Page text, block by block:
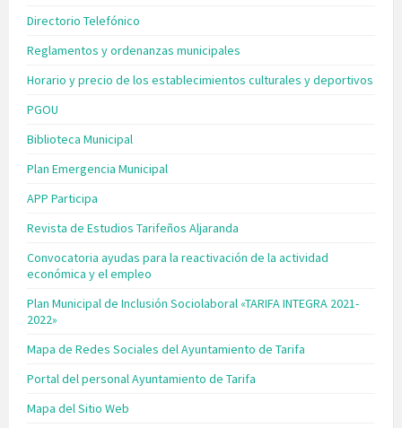
Directorio Telefónico
Reglamentos y ordenanzas municipales
Horario y precio de los establecimientos culturales y deportivos
PGOU
Biblioteca Municipal
Plan Emergencia Municipal
APP Participa
Revista de Estudios Tarifeños Aljaranda
Convocatoria ayudas para la reactivación de la actividad
económica y el empleo
Plan Municipal de Inclusión Sociolaboral «TARIFA INTEGRA 2021-
2022»
Mapa de Redes Sociales del Ayuntamiento de Tarifa
Portal del personal Ayuntamiento de Tarifa
Mapa del Sitio Web